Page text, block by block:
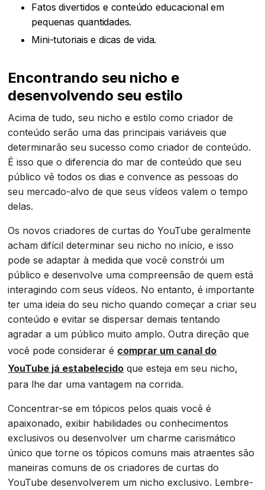
Fatos divertidos e conteúdo educacional em
pequenas quantidades.
Mini-tutoriais e dicas de vida.
Encontrando seu nicho e
desenvolvendo seu estilo
Acima de tudo, seu nicho e estilo como criador de
conteúdo serão uma das principais variáveis que
determinarão seu sucesso como criador de conteúdo.
É isso que o diferencia do mar de conteúdo que seu
público vê todos os dias e convence as pessoas do
seu mercado-alvo de que seus vídeos valem o tempo
delas.
Os novos criadores de curtas do YouTube geralmente
acham difícil determinar seu nicho no início, e isso
pode se adaptar à medida que você constrói um
público e desenvolve uma compreensão de quem está
interagindo com seus vídeos. No entanto, é importante
ter uma ideia do seu nicho quando começar a criar seu
conteúdo e evitar se dispersar demais tentando
agradar a um público muito amplo. Outra direção que
você pode considerar é comprar um canal do
YouTube já estabelecido que esteja em seu nicho,
para lhe dar uma vantagem na corrida.
Concentrar-se em tópicos pelos quais você é
apaixonado, exibir habilidades ou conhecimentos
exclusivos ou desenvolver um charme carismático
único que torne os tópicos comuns mais atraentes são
maneiras comuns de os criadores de curtas do
YouTube desenvolverem um nicho exclusivo. Lembre-